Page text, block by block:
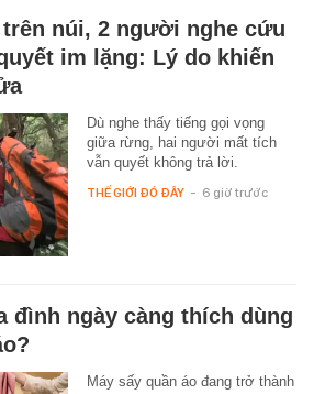
núi, 2 người nghe cứu
im lặng: Lý do khiến
Dù nghe thấy tiếng gọi vọng
giữa rừng, hai người mất tích
vẫn quyết không trả lời.
THẾ GIỚI ĐÓ ĐÂY - 6 giờ trước
đình ngày càng thích dùng
Máy sấy quần áo đang trở thành